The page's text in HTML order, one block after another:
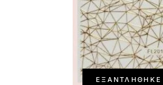
ΕΞΑΝΤΛΉΘΗΚΕ